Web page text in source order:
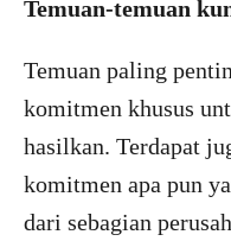
Temuan-temuan
Temuan paling
komitmen khusus
hasilkan. Terdapat
komitmen apa pun
dari sebagian